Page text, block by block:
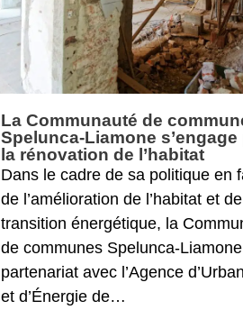
La Communauté de
Spelunca-Liamone s’engage
la rénovation de l’habitat
Dans le cadre de sa politique en
de l’amélioration de l’habitat et
transition énergétique, la
de communes Spelunca-
partenariat avec l’Agence
et d’Énergie de…